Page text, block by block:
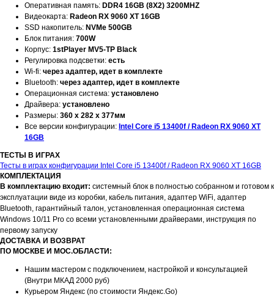
Оперативная память: DDR4 16GB (8X2) 3200MHZ
Видеокарта: Radeon RX 9060 XT 16GB
SSD накопитель: NVMe 500GB
Блок питания: 700W
Корпус: 1stPlayer MV5-TP Black
Регулировка подсветки: есть
Wi-fi: через адаптер, идет в комплекте
Bluetooth: через адаптер, идет в комплекте
Операционная система: установлено
Драйвера: установлено
Размеры: 360 x 282 x 377мм
Все версии конфигурации: Intel Core i5 13400f / Radeon RX 9060 XT
16GB
ТЕСТЫ В ИГРАХ
Тесты в играх конфигурации Intel Core i5 13400f / Radeon RX 9060 XT 16GB
КОМПЛЕКТАЦИЯ
В комплектацию входит: системный блок в полностью собранном и готовом к
эксплуатации виде из коробки, кабель питания, адаптер WiFi, адаптер
Bluetooth, гарантийный талон, установленная операционная система
Windows 10/11 Pro со всеми установленными драйверами, инструкция по
первому запуску
ДОСТАВКА И ВОЗВРАТ
ПО МОСКВЕ И МОС.ОБЛАСТИ:
Нашим мастером с подключением, настройкой и консультацией
(Внутри МКАД 2000 руб)
Курьером Яндекс (по стоимости Яндекс.Go)